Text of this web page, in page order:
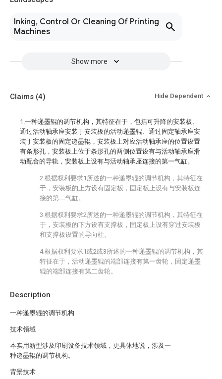
Inking, Control Or Cleaning Of Printing
Machines
Show more
Description
一种递墨辊的调节机构
技术领域
本实用新型涉及印刷设备技术领域，更具体地说，涉及一
种递墨辊的调节机构。
背景技术
Claims (4) Hide Dependent
1.一种递墨辊的调节机构，其特征在于，包括可升降的安装板、
通过活动轴承座安装于安装板的活动递墨辊、通过固定轴承座安
装于安装板的固定递墨辊，安装板上对应活动轴承座的位置设置
有条形孔，安装板上位于条形孔的两侧位置设有与活动轴承座滑
动配合的导轨，安装板上设有与活动轴承座连接的第一气缸。
2.根据权利要求1所述的一种递墨辊的调节机构，其特征在
于，安装板的上方设有固定板，固定板上设有与安装板连
接的第二气缸。
3.根据权利要求2所述的一种递墨辊的调节机构，其特征在
于，安装板的下方设有支撑板，固定板上设有穿过安装板
和支撑板设置的导向柱。
4.根据权利要求1或2或3所述的一种递墨辊的调节机构，其
特征在于，活动递墨辊的端部连接有第一齿轮，固定递墨
辊的端部连接有第二齿轮。